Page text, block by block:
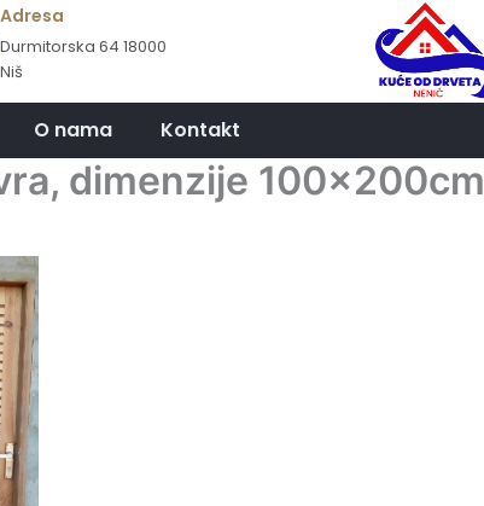
Adresa
Durmitorska 64 18000
Niš
O nama Kontakt
dimenzije 100x200cm